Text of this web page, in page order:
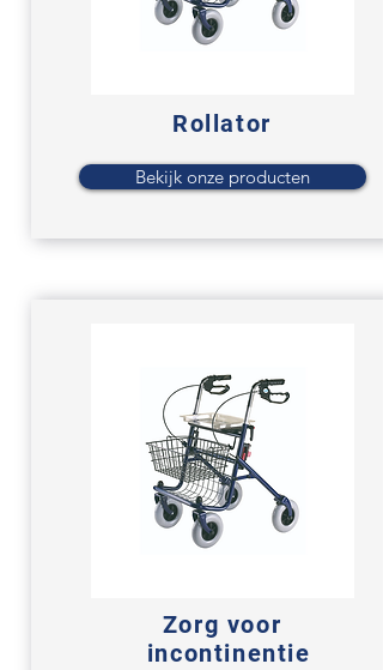
Rollator
Bekijk onze producten
Zorg voor
incontinentie